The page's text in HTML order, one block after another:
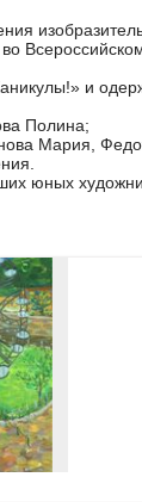
и
Полина;
Мария,
юных